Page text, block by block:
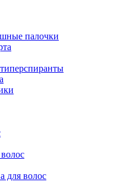
палочки
для волос